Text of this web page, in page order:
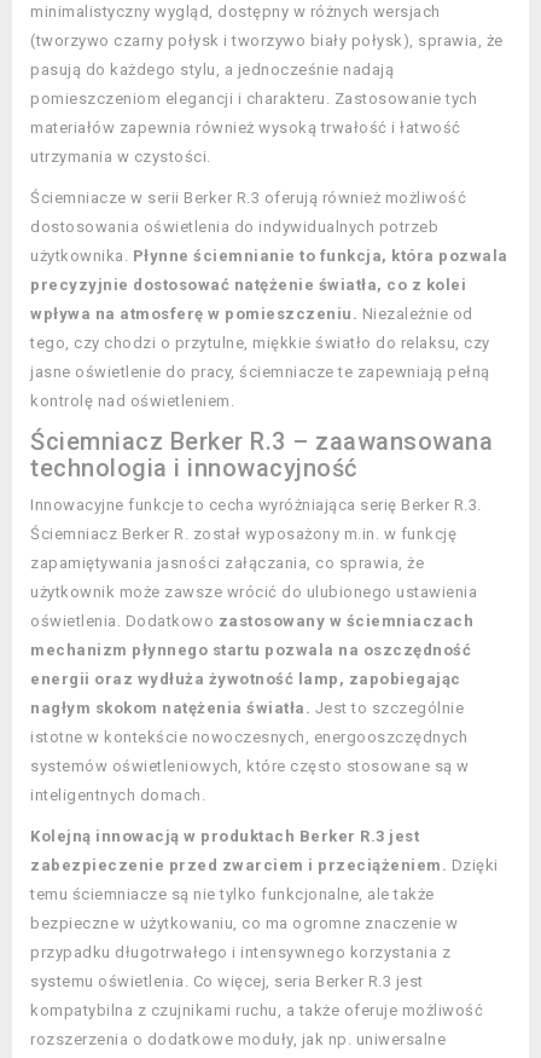
minimalistyczny wygląd, dostępny w różnych wersjach
(tworzywo czarny połysk i tworzywo biały połysk), sprawia, że
pasują do każdego stylu, a jednocześnie nadają
pomieszczeniom elegancji i charakteru. Zastosowanie tych
materiałów zapewnia również wysoką trwałość i łatwość
utrzymania w czystości.
Ściemniacze w serii Berker R.3 oferują również możliwość
dostosowania oświetlenia do indywidualnych potrzeb
użytkownika. Płynne ściemnianie to funkcja, która pozwala
precyzyjnie dostosować natężenie światła, co z kolei
wpływa na atmosferę w pomieszczeniu. Niezależnie od
tego, czy chodzi o przytulne, miękkie światło do relaksu, czy
jasne oświetlenie do pracy, ściemniacze te zapewniają pełną
kontrolę nad oświetleniem.
Ściemniacz Berker R.3 – zaawansowana
technologia i innowacyjność
Innowacyjne funkcje to cecha wyróżniająca serię Berker R.3.
Ściemniacz Berker R. został wyposażony m.in. w funkcję
zapamiętywania jasności załączania, co sprawia, że
użytkownik może zawsze wrócić do ulubionego ustawienia
oświetlenia. Dodatkowo zastosowany w ściemniaczach
mechanizm płynnego startu pozwala na oszczędność
energii oraz wydłuża żywotność lamp, zapobiegając
nagłym skokom natężenia światła. Jest to szczególnie
istotne w kontekście nowoczesnych, energooszczędnych
systemów oświetleniowych, które często stosowane są w
inteligentnych domach.
Kolejną innowacją w produktach Berker R.3 jest
zabezpieczenie przed zwarciem i przeciążeniem. Dzięki
temu ściemniacze są nie tylko funkcjonalne, ale także
bezpieczne w użytkowaniu, co ma ogromne znaczenie w
przypadku długotrwałego i intensywnego korzystania z
systemu oświetlenia. Co więcej, seria Berker R.3 jest
kompatybilna z czujnikami ruchu, a także oferuje możliwość
rozszerzenia o dodatkowe moduły, jak np. uniwersalne